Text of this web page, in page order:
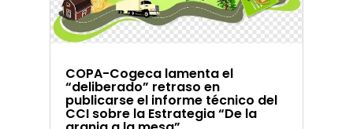
COPA-Cogeca lamenta el
“deliberado” retraso en
publicarse el informe técnico del
CCI sobre la Estrategia “De la